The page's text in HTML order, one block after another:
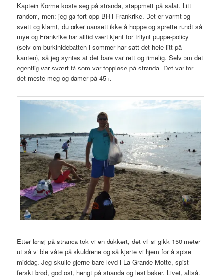
Kaptein Korme koste seg på stranda, stappmett på salat. Litt
random, men: jeg ga fort opp BH i Frankrike. Det er varmt og
svett og klamt, du orker uansett ikke å hoppe og sprette rundt så
mye og Frankrike har alltid vært kjent for frilynt puppe-policy
(selv om burkinidebatten i sommer har satt det hele litt på
kanten), så jeg syntes at det bare var rett og rimelig. Selv om det
egentlig var svært få som var toppløse på stranda. Det var for
det meste meg og damer på 45+.
Etter lønsj på stranda tok vi en dukkert, det vil si gikk 150 meter
ut så vi ble våte på skuldrene og så kjørte vi hjem for å spise
middag. Jeg skulle gjerne bare levd i La Grande-Motte, spist
ferskt brød, god ost, hengt på stranda og lest bøker. Livet, altså.